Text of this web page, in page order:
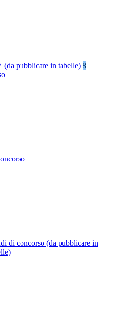
(da pubblicare in tabelle) 8
di concorso (da pubblicare in